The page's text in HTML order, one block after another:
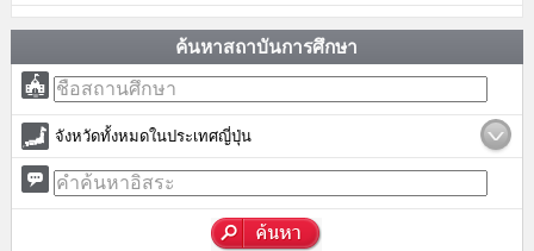
ค้นหาสถาบันการศึกษา
จังหวัดทั้งหมดในประเทศญี่ปุ่น